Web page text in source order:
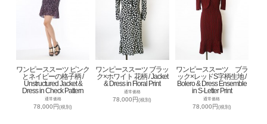
ワンピーススーツ ピンク
とネイビーの格子柄 /
Unstructured Jacket &
Dress in Check Pattern
通常価格
78,000円(税別)
ワンピーススーツ ブラッ
ク×ホワイト 花柄 / Jacket
& Dress in Floral Print
通常価格
78,000円(税別)
ワンピーススーツ ブラ
ック×レッドS字柄生地 /
Bolero & Dress Ensemble
in S-Letter Print
通常価格
78,000円(税別)